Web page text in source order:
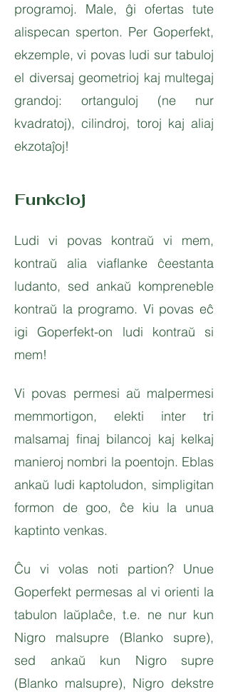
programoj. Male, ĝi ofertas tute
alispecan sperton. Per Goperfekt,
ekzemple, vi povas ludi sur tabuloj
el diversaj geometrioj kaj multegaj
grandoj: ortanguloj (ne nur
kvadratoj), cilindroj, toroj kaj aliaj
ekzotaĵoj!
Funkcioj
Ludi vi povas kontraŭ vi mem,
kontraŭ alia viaflanke ĉeestanta
ludanto, sed ankaŭ kompreneble
kontraŭ la programo. Vi povas eĉ
igi Goperfekt-on ludi kontraŭ si
mem!
Vi povas permesi aŭ malpermesi
memmortigon, elekti inter tri
malsamaj finaj bilancoj kaj kelkaj
manieroj nombri la poentojn. Eblas
ankaŭ ludi kaptoludon, simpligitan
formon de goo, ĉe kiu la unua
kaptinto venkas.
Ĉu vi volas noti partion? Unue
Goperfekt permesas al vi orienti la
tabulon laŭplaĉe, t.e. ne nur kun
Nigro malsupre (Blanko supre),
sed ankaŭ kun Nigro supre
(Blanko malsupre), Nigro dekstre